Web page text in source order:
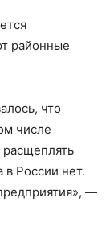
районные
что
числе
расщеплять
в России нет.
—